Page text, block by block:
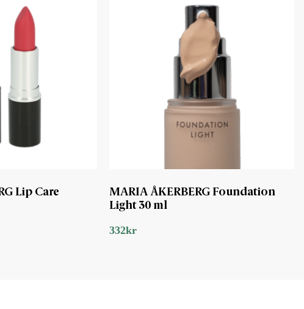
Lip Care
MARIA ÅKERBERG Foundation
Light 30 ml
332kr